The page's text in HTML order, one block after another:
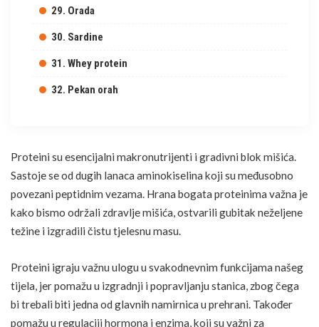
29. Orada
30. Sardine
31. Whey protein
32. Pekan orah
Proteini su esencijalni makronutrijenti i gradivni blok mišića.
Sastoje se od dugih lanaca aminokiselina koji su međusobno
povezani peptidnim vezama. Hrana bogata proteinima važna je
kako bismo održali zdravlje mišića, ostvarili gubitak neželjene
težine i izgradili čistu tjelesnu masu.
Proteini igraju važnu ulogu u svakodnevnim funkcijama našeg
tijela, jer pomažu u izgradnji i popravljanju stanica, zbog čega
bi trebali biti jedna od glavnih namirnica u prehrani. Također
pomažu u regulaciji hormona i enzima, koji su važni za